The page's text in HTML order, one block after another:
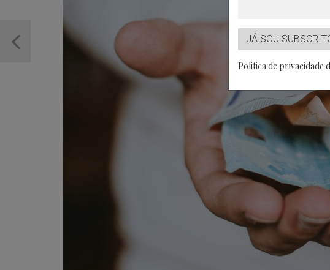
JÁ SOU
Politica de privacidade